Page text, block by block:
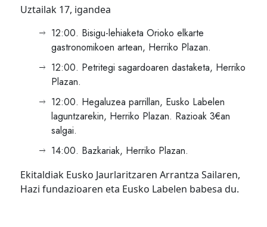
Uztailak 17, igandea
12:00. Bisigu-lehiaketa Orioko elkarte
gastronomikoen artean, Herriko Plazan.
12:00. Petritegi sagardoaren dastaketa, Herriko
Plazan.
12:00. Hegaluzea parrillan, Eusko Labelen
laguntzarekin, Herriko Plazan. Razioak 3€an
salgai.
14:00. Bazkariak, Herriko Plazan.
Ekitaldiak Eusko Jaurlaritzaren Arrantza Sailaren,
Hazi fundazioaren eta Eusko Labelen babesa du.